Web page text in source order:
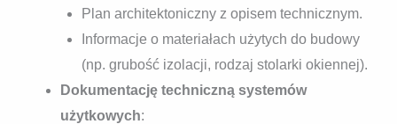
Plan architektoniczny z opisem technicznym.
Informacje o materiałach użytych do budowy
(np. grubość izolacji, rodzaj stolarki okiennej).
Dokumentację techniczną systemów
użytkowych: